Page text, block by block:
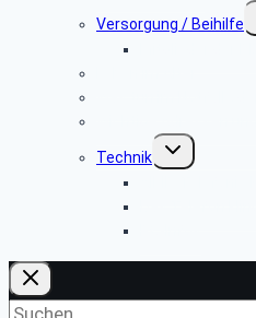
Versorgung / Beihilfe
Technik
Untermenü
umschalten
Suchen